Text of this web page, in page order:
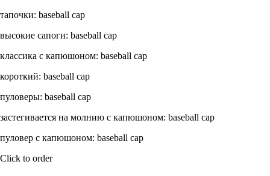
тапочки: baseball cap
высокие сапоги: baseball cap
классика с капюшоном: baseball cap
короткий: baseball cap
пуловеры: baseball cap
застегивается на молнию с капюшоном: baseball cap
пуловер с капюшоном: baseball cap
Click to order